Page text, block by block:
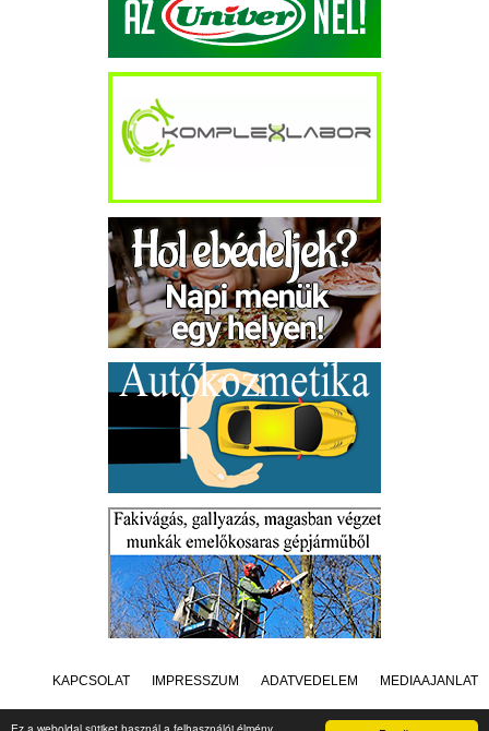
KAPCSOLAT IMPRESSZUM ADATVÉDELEM MÉDIAAJÁNLAT